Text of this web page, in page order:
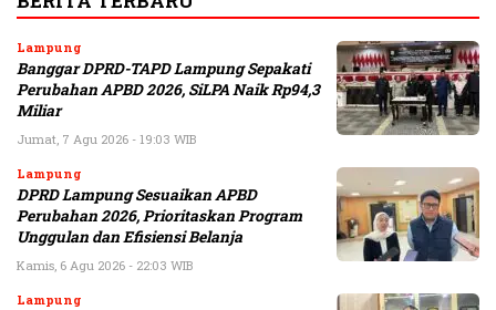
Lampung
Banggar DPRD-TAPD Lampung Sepakati
Perubahan APBD 2026, SiLPA Naik Rp94,3
Miliar
Jumat, 7 Agu 2026 - 19:03 WIB
Lampung
DPRD Lampung Sesuaikan APBD
Perubahan 2026, Prioritaskan Program
Unggulan dan Efisiensi Belanja
Kamis, 6 Agu 2026 - 22:03 WIB
Lampung